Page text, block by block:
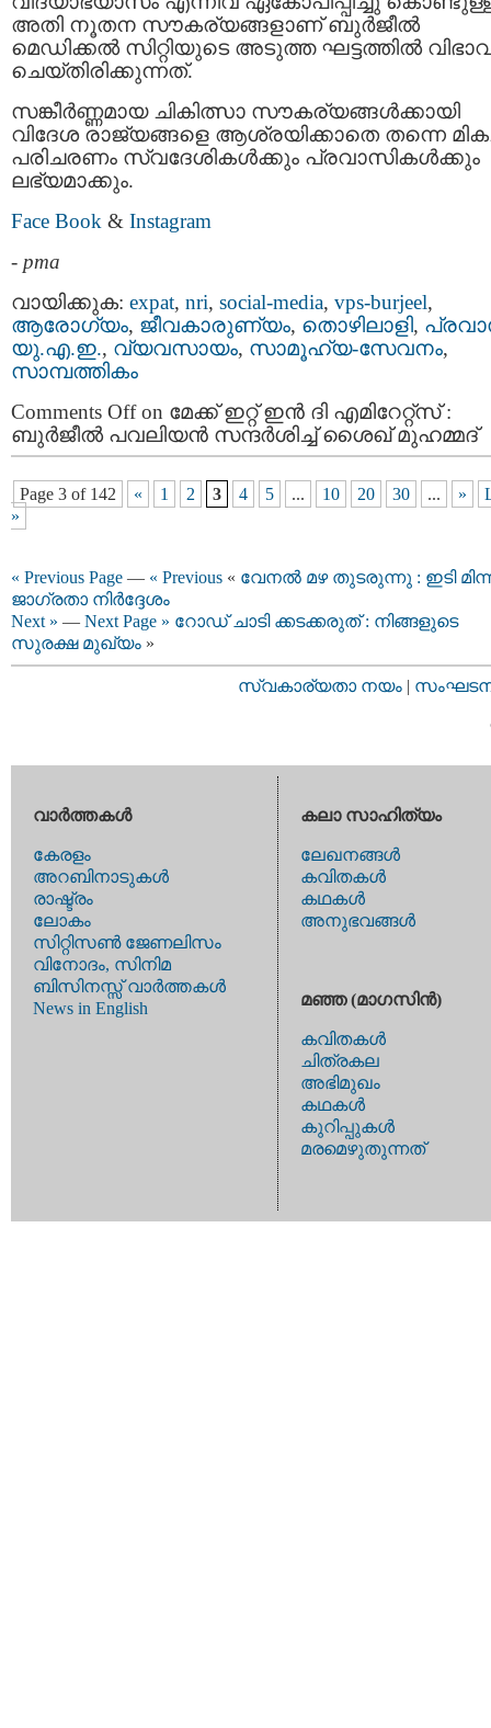
അതി നൂതന സൗകര്യങ്ങളാണ് ബുർജീൽ
മെഡിക്കൽ സിറ്റിയുടെ അടുത്ത ഘട്ടത്തിൽ
ചെയ്തിരിക്കുന്നത്.
സങ്കീർണ്ണമായ ചികിത്സാ സൗകര്യങ്ങൾക്കായി
വിദേശ രാജ്യങ്ങളെ ആശ്രയിക്കാതെ തന്നെ
പരിചരണം സ്വദേശികൾക്കും പ്രവാസികൾക്കും
ലഭ്യമാക്കും.
Face Book & Instagram
- pma
വായിക്കുക: expat, nri, social-media, vps-burjeel,
ആരോഗ്യം, ജീവകാരുണ്യം, തൊഴിലാളി,
യു.എ.ഇ., വ്യവസായം, സാമൂഹ്യ-സേവനം,
സാമ്പത്തികം
Comments Offon മേക്ക് ഇറ്റ് ഇൻ ദി എമിറേറ്റ്‌സ് :
ബുർജീൽ പവലിയൻ സന്ദർശിച്ച് ശൈഖ് മുഹമ്മദ്
Page 3 of 142 « 1 2 3 4 5 ... 10 20 30 ... »
»
« Previous Page — « Previous « വേനൽ മഴ തുടരുന്നു : ഇടി
ജാഗ്രതാ നിർദ്ദേശം
Next » — Next Page » റോഡ് ചാടി ക്കടക്കരുത് : നിങ്ങളുടെ
സുരക്ഷ മുഖ്യം »
സ്വകാര്യതാ നയം |
വാര്‍ത്തകള്‍
കേരളം
അറബിനാടുകള്‍
രാഷ്ട്രം
ലോകം
സിറ്റിസണ്‍ ജേണലിസം
വിനോദം, സിനിമ
ബിസിനസ്സ് വാര്‍ത്തകള്‍
News in English
കലാ സാഹിത്യം
ലേഖനങ്ങള്‍
കവിതകള്‍
കഥകള്‍
അനുഭവങ്ങള്‍
മഞ്ഞ (മാഗസിന്‍)
കവിതകള്‍
ചിത്രകല
അഭിമുഖം
കഥകള്‍
കുറിപ്പുകള്‍
മരമെഴുതുന്നത്